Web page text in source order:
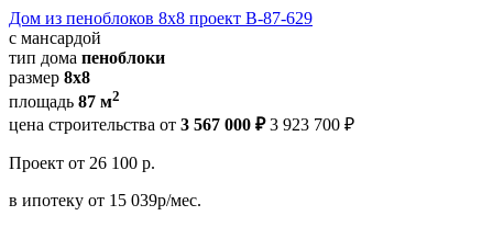
Дом из пеноблоков 8х8 проект В-87-629
с мансардой
тип дома пеноблоки
размер 8x8
площадь 87 м2
цена строительства от 3 567 000 ₽ 3 923 700 ₽
Проект от 26 100 р.
в ипотеку от 15 039р/мес.